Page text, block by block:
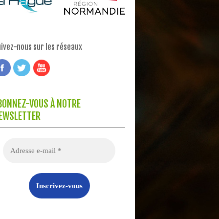
nous sur les réseaux
VOUS À NOTRE